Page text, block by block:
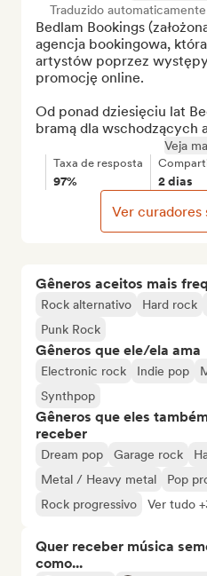
Gêneros aceitos mais
Rock alternativo Hard rock
Punk Rock
Gêneros que ele/ela ama
Electronic rock Indie pop
Synthpop
Gêneros que eles
receber
Dream pop Garage rock
Metal / Heavy metal
Pop
Rock progressivo
Ver tudo
Quer receber música
como...
Traduzido automaticamente
Bedlam Bookings
agencja bookingowa,
artystów poprzez
promocję online.
Od ponad dziesięciu lat
bramą dla wschodzących
Veja
Taxa de resposta
97% 2 dias
Ver curadores